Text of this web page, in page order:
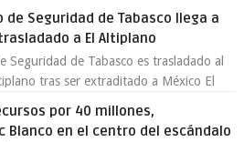
de Seguridad de Tabasco llega a
a El Altiplano
Seguridad de Tabasco es trasladado al
tras ser extraditado a México El
Seguridad Públi...
por 40 millones,
Blanco en el centro del escándalo